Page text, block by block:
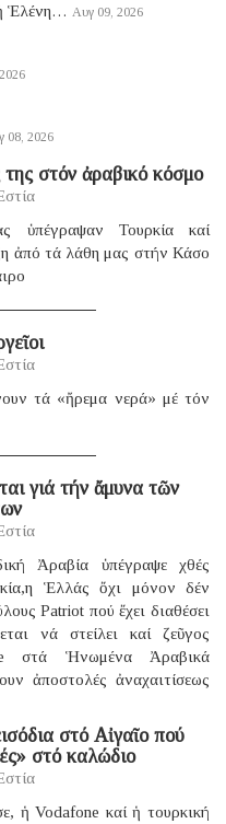
Ἑλένη… Αυγ 09, 2026
08, 2026
στόν ἀραβικό κόσμο
ὑπέγραψαν Τουρκία καί
ἀπό τά λάθη μας στήν Κάσο
τά «ἤρεμα νερά» μέ τόν
γιά τήν ἄμυνα τῶν
Ἀραβία ὑπέγραψε χθές
Ἑλλάς ὄχι μόνον δέν
Patriot πού ἔχει διαθέσει
νά στείλει καί ζεῦγος
στά Ἡνωμένα Ἀραβικά
ἀποστολές ἀναχαιτίσεως
στό Αἰγαῖο πού
στό καλώδιο
ἡ Vodafone καί ἡ τουρκική